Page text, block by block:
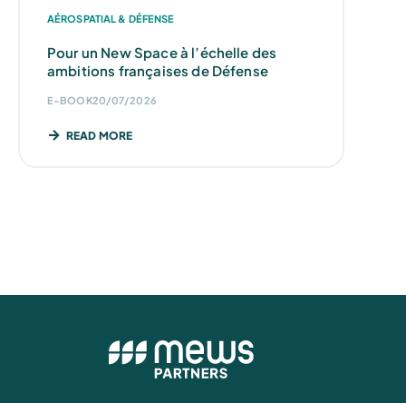
AÉROSPATIAL & DÉFENSE
Pour un New Space à l’échelle des
ambitions françaises de Défense
E-BOOK20/07/2026
READ MORE